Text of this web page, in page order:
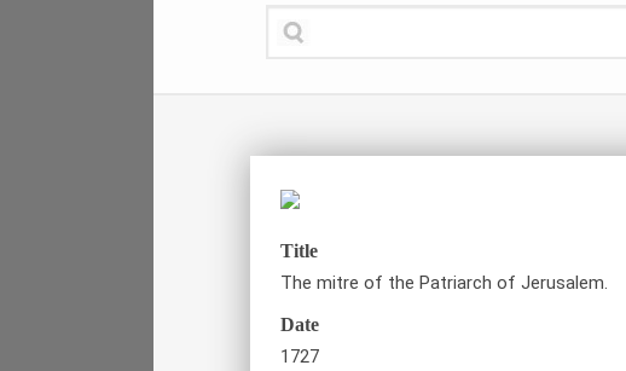
Title
The mitre of the Patriarch of Jerusalem.
Date
1727